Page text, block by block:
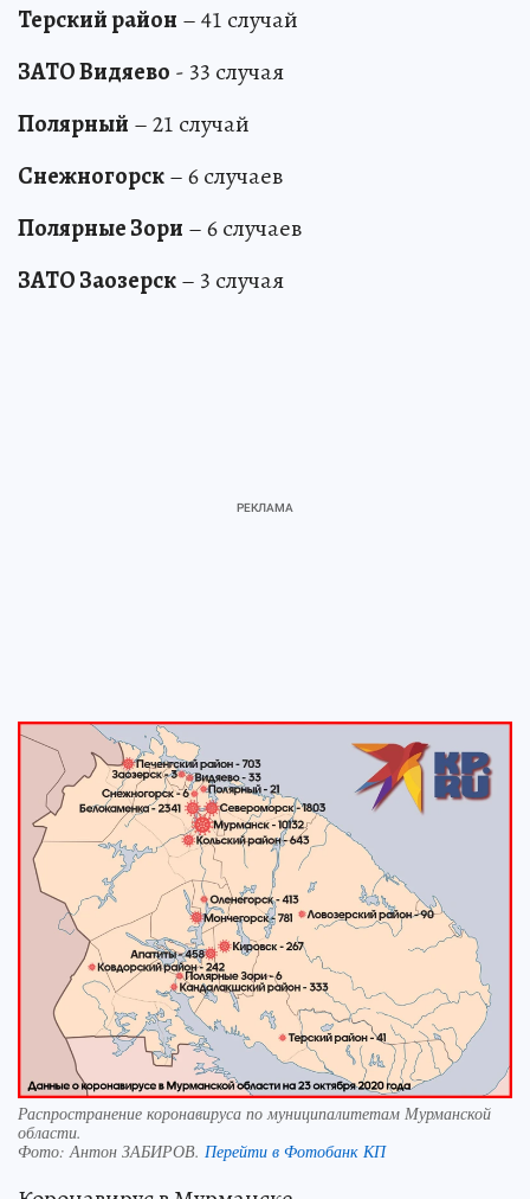
Терский район – 41 случай
ЗАТО Видяево - 33 случая
Полярный – 21 случай
Снежногорск– 6 случаев
Полярные Зори – 6 случаев
ЗАТО Заозерск– 3 случая
Распространение коронавируса по муниципалитетам Мурманской
области.
Фото:Антон ЗАБИРОВ. Перейти в Фотобанк КП